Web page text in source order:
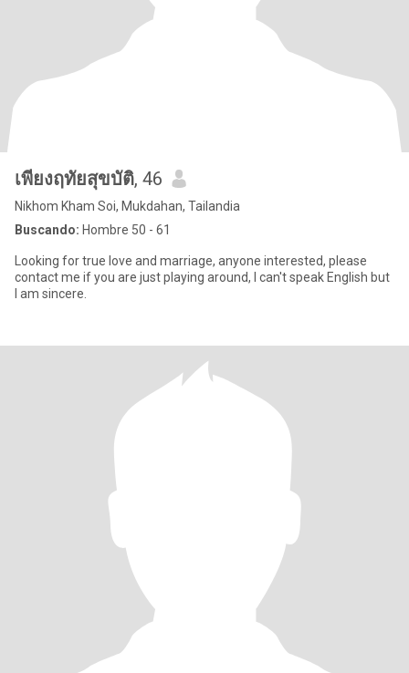
เพียงฤทัยสุขบัติ, 46
Nikhom Kham Soi, Mukdahan, Tailandia
Buscando: Hombre 50 - 61
Looking for true love and marriage, anyone interested, please
contact me if you are just playing around, I can't speak English but
I am sincere.